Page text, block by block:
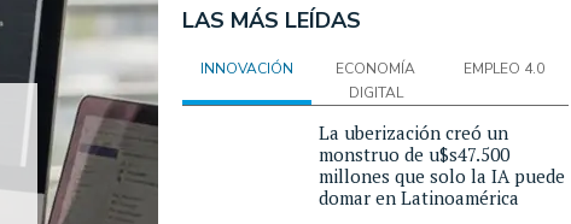
LAS MÁS LEÍDAS
INNOVACIÓN
ECONOMÍA
DIGITAL
EMPLEO 4.0
La uberización creó un
monstruo de u$s47.500
millones que solo la IA puede
domar en Latinoamérica